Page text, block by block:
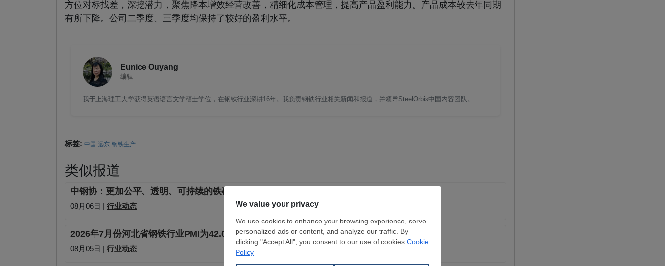
方位对标找差，深挖潜力，聚焦降本增效经营改善，精细化成本管理，提高产品盈利能力。产品成本较去年同期
有所下降。公司二季度、三季度均保持了较好的盈利水平。
Eunice Ouyang
编辑
我于上海理工大学获得英语语言文学硕士学位，在钢铁行业深耕16年。我负责钢铁行业相关新闻和报道，并领导SteelOrbis中国内容团队。
标签: 中国 远东 钢铁生产
类似报道
中钢协：更加公平、透明、可持续的铁矿石市场新秩序正逐步构建
08月06日 | 行业动态
2026年7月份河北省钢铁行业PMI为42.0% 处于荣枯线以下
08月05日 | 行业动态